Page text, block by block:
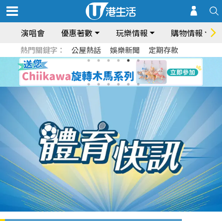
演唱會 優惠著數 玩樂情報 購物情報
熱門關鍵字： 公屋熱話 娛樂新聞 定期存款